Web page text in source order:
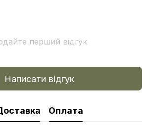
перший відгук
Написати відгук
Оплата